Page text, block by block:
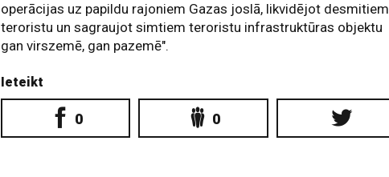
operācijas uz papildu rajoniem Gazas joslā, likvidējot desmitiem
teroristu un sagraujot simtiem teroristu infrastruktūras objektu
gan virszemē, gan pazemē".
Ieteikt
0 0